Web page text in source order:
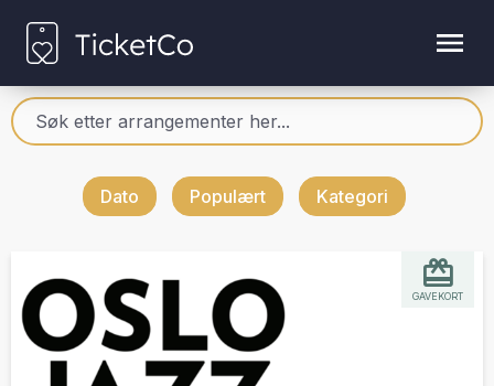
Dato Populært Kategori
GAVEKORT